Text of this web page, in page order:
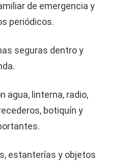
de emergencia y
periódicos.
seguras dentro y
agua, linterna, radio,
botiquín y
estanterías y objetos